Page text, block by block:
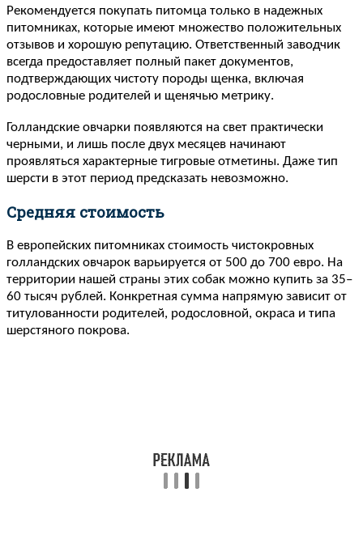
Рекомендуется покупать питомца только в надежных
питомниках, которые имеют множество положительных
отзывов и хорошую репутацию. Ответственный заводчик
всегда предоставляет полный пакет документов,
подтверждающих чистоту породы щенка, включая
родословные родителей и щенячью метрику.
Голландские овчарки появляются на свет практически
черными, и лишь после двух месяцев начинают
проявляться характерные тигровые отметины. Даже тип
шерсти в этот период предсказать невозможно.
Средняя стоимость
В европейских питомниках стоимость чистокровных
голландских овчарок варьируется от 500 до 700 евро. На
территории нашей страны этих собак можно купить за 35–
60 тысяч рублей. Конкретная сумма напрямую зависит от
титулованности родителей, родословной, окраса и типа
шерстяного покрова.